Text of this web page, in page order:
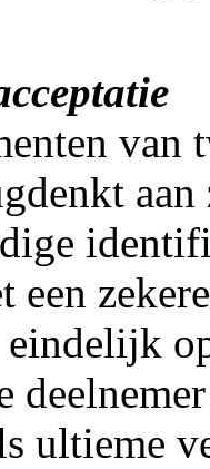
van
een
ultieme